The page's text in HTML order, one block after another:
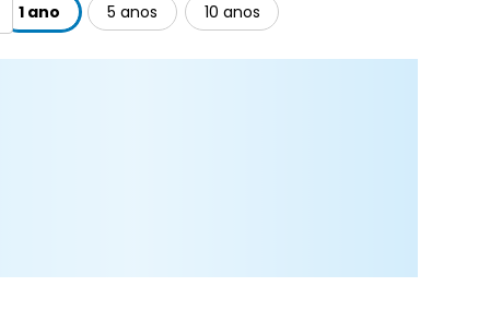
1 ano 5 anos 10 anos